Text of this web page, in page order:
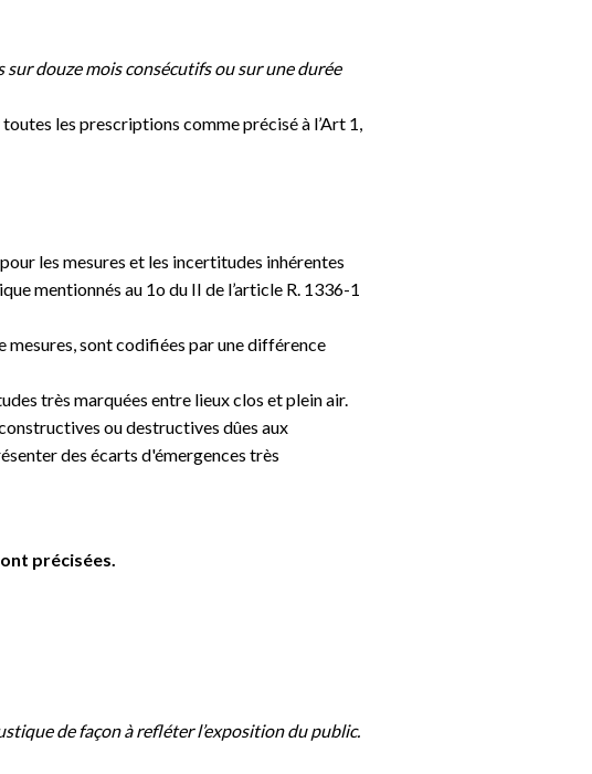
douze mois consécutifs ou sur une durée
les prescriptions comme précisé à l’Art 1,
les mesures et les incertitudes inhérentes
mentionnés au 1o du II de l’article R. 1336-1
sont codifiées par une différence
très marquées entre lieux clos et plein air.
ou destructives dûes aux
des écarts d'émergences très
précisées.
de façon à refléter l’exposition du public.